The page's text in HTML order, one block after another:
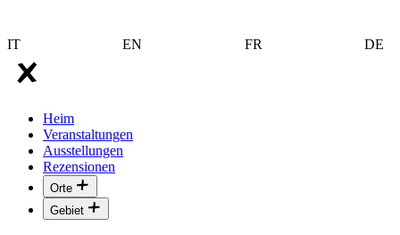
IT EN FR DE
Heim
Veranstaltungen
Ausstellungen
Rezensionen
Orte
Gebiet